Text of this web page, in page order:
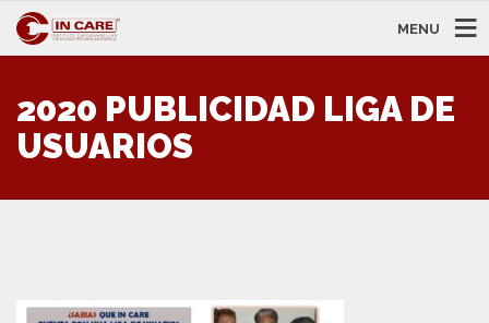
MENU
2020 PUBLICIDAD LIGA DE
USUARIOS